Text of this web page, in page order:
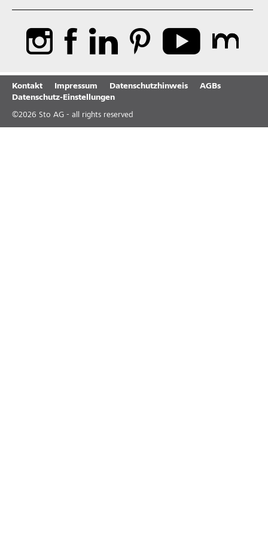
Kontakt Impressum Datenschutzhinweis
AGBs
Datenschutz-Einstellungen
©2026 Sto AG - all rights reserved